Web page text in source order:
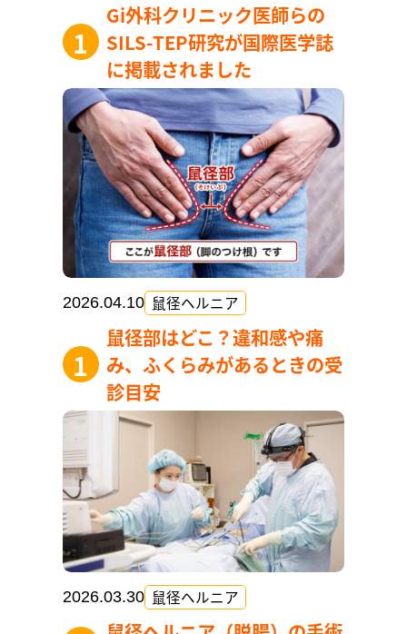
Gi外科クリニック医師らの
SILS-TEP研究が国際医学誌
に掲載されました
2026.04.10 鼠径ヘルニア
鼠径部はどこ？違和感や痛
み、ふくらみがあるときの受
診目安
2026.03.30 鼠径ヘルニア